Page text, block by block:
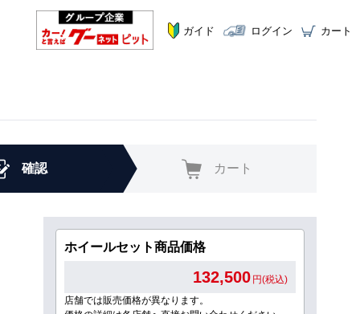
ガイド ログイン カート
確認 カート
ホイールセット商品価格
132,500 円(税込)
店舗では販売価格が異なります。